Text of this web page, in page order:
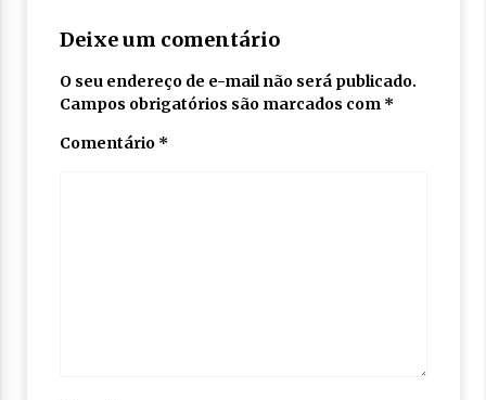
Deixe um comentário
O seu endereço de e-mail não será publicado.
Campos obrigatórios são marcados com *
Comentário *